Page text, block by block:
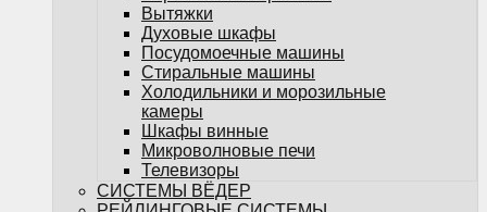
РУЧКИ - РАКОВИНЫ
РУЧКИ - РЕЙЛИНГИ
РУЧКИ - КНОПКИ
РУЧКИ-КАПЛИ
МЕБЕЛЬНЫЕ КРЮЧКИ
Поддоны под мойку
Посудосушители
Кухонные лотки
Подсветка для мебели
НАПОЛНЕНИЕ ДЛЯ КУХОНЬ
НАПОЛНЕНИЕ ДЛЯ ШКАФОВ
Вытяжки
Духовые шкафы
Посудомоечные машины
Стиральные машины
Холодильники и морозильные
камеры
Шкафы винные
Микроволновые печи
Телевизоры
СИСТЕМЫ ВЁДЕР